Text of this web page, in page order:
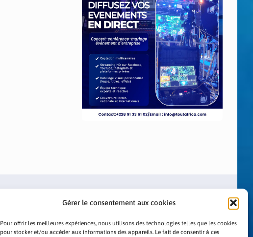
Gérer le consentement aux cookies
Pour offrir les meilleures expériences, nous utilisons des technologies telles que les cookies
pour stocker et/ou accéder aux informations des appareils. Le fait de consentir à ces